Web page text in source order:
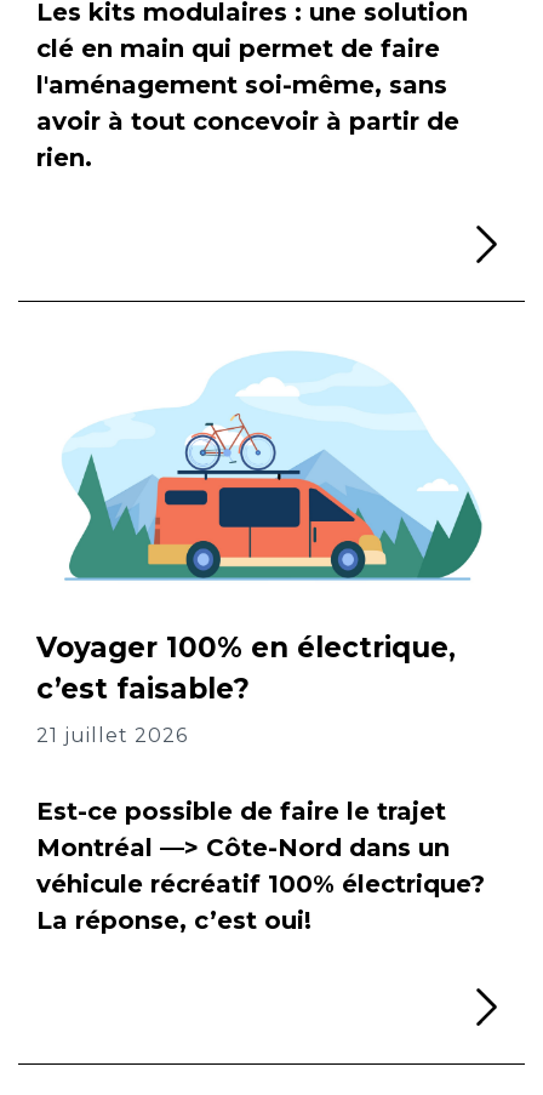
Les kits modulaires : une solution
clé en main qui permet de faire
l'aménagement soi-même, sans
avoir à tout concevoir à partir de
rien.
Voyager 100% en électrique,
c’est faisable?
21 juillet 2026
Est-ce possible de faire le trajet
Montréal —> Côte-Nord dans un
véhicule récréatif 100% électrique?
La réponse, c’est oui!